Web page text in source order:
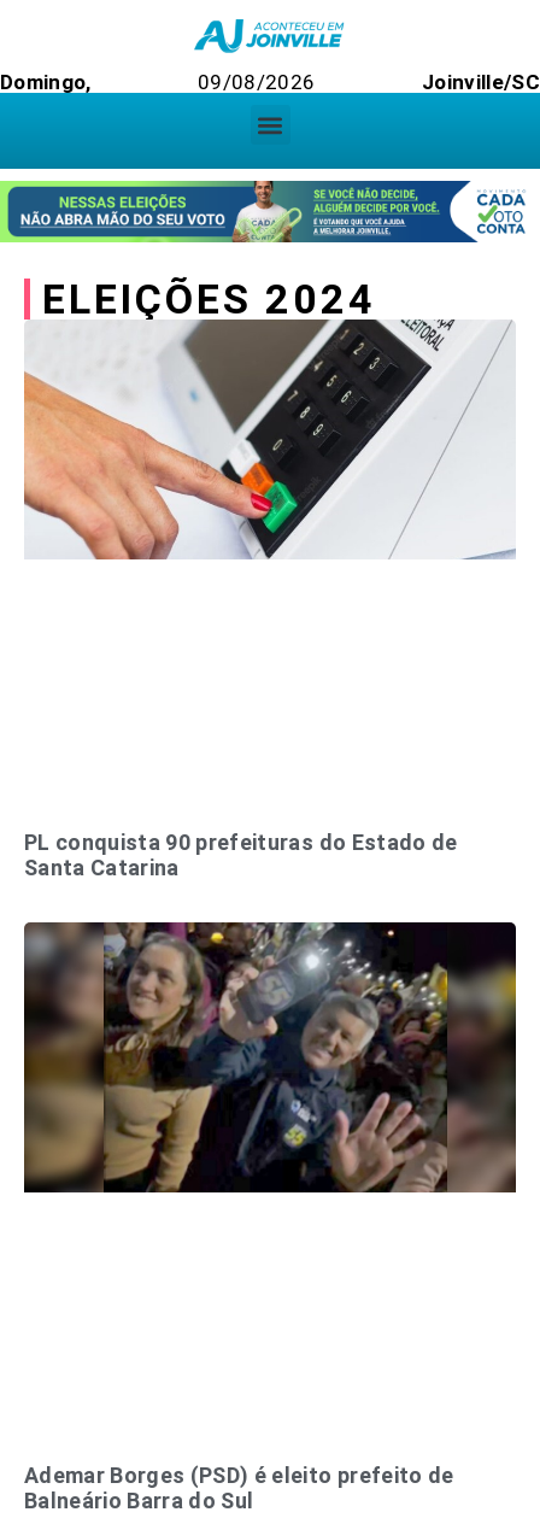
Domingo, 09/08/2026 Joinville/SC
ELEIÇÕES 2024
PL conquista 90 prefeituras do Estado de
Santa Catarina
Ademar Borges (PSD) é eleito prefeito de
Balneário Barra do Sul